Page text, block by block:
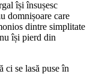
își însușesc
domnișoare care
dintre simplitate
își pierd din
ci se lasă puse în